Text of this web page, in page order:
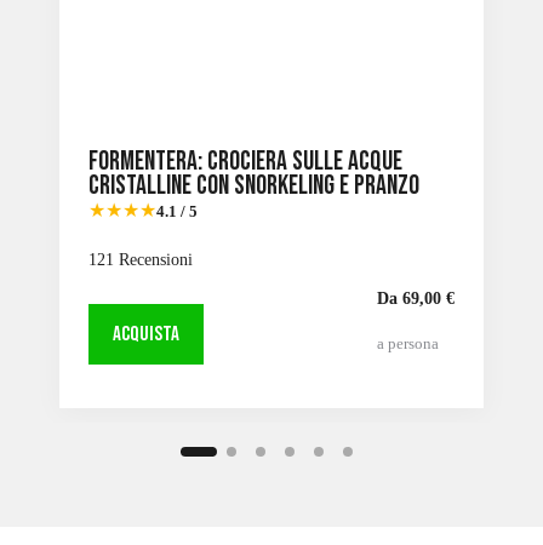
Formentera: Crociera sulle acque
cristalline con snorkeling e pranzo
★★★★4.1 / 5
121 Recensioni
ACQUISTA
Da 69,00 €
a persona